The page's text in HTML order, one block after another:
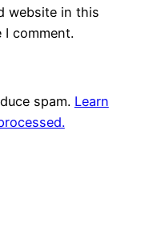
website in this
comment.
spam. Learn